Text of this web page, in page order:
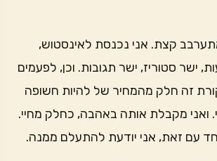
קצת. אני נכנסת לאינסטוש,
ישר סטוריז, ישר תגובות. וכן, לפעמים
זה חלק מהמחיר של להיות חשופה
ואני מקבלת אותה באהבה, כחלק מחיי.
עם זאת, אני יודעת להתעלם ממנה.